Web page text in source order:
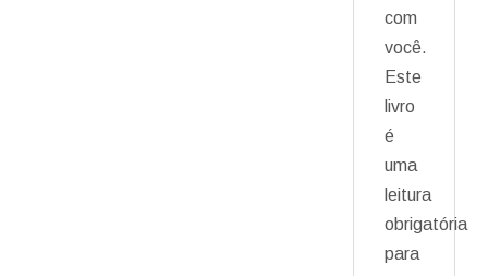
com
você.
Este
livro
é
uma
leitura
obrigatória
para